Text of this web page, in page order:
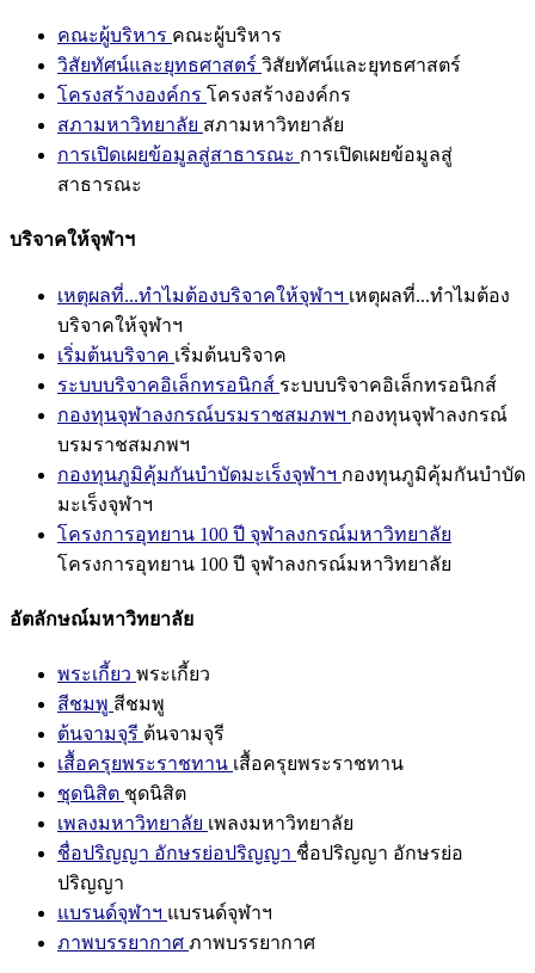
คณะผู้บริหาร คณะผู้บริหาร
วิสัยทัศน์และยุทธศาสตร์ วิสัยทัศน์และยุทธศาสตร์
โครงสร้างองค์กร โครงสร้างองค์กร
สภามหาวิทยาลัย สภามหาวิทยาลัย
การเปิดเผยข้อมูลสู่สาธารณะ การเปิดเผยข้อมูลสู่
สาธารณะ
บริจาคให้จุฬาฯ
เหตุผลที่...ทำไมต้องบริจาคให้จุฬาฯ เหตุผลที่...ทำไมต้อง
บริจาคให้จุฬาฯ
เริ่มต้นบริจาค เริ่มต้นบริจาค
ระบบบริจาคอิเล็กทรอนิกส์ ระบบบริจาคอิเล็กทรอนิกส์
กองทุนจุฬาลงกรณ์บรมราชสมภพฯ กองทุนจุฬาลงกรณ์
บรมราชสมภพฯ
กองทุนภูมิคุ้มกันบำบัดมะเร็งจุฬาฯ กองทุนภูมิคุ้มกันบำบัด
มะเร็งจุฬาฯ
โครงการอุทยาน 100 ปี จุฬาลงกรณ์มหาวิทยาลัย
โครงการอุทยาน 100 ปี จุฬาลงกรณ์มหาวิทยาลัย
อัตลักษณ์มหาวิทยาลัย
พระเกี้ยว พระเกี้ยว
สีชมพู สีชมพู
ต้นจามจุรี ต้นจามจุรี
เสื้อครุยพระราชทาน เสื้อครุยพระราชทาน
ชุดนิสิต ชุดนิสิต
เพลงมหาวิทยาลัย เพลงมหาวิทยาลัย
ชื่อปริญญา อักษรย่อปริญญา ชื่อปริญญา อักษรย่อ
ปริญญา
แบรนด์จุฬาฯ แบรนด์จุฬาฯ
ภาพบรรยากาศ ภาพบรรยากาศ